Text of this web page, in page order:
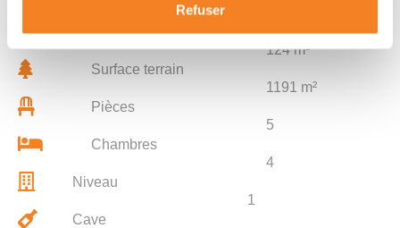
Refuser
Surface habitable
Surface terrain
Pièces
Chambres
Niveau
Cave
124 m²
1191 m²
5
4
1